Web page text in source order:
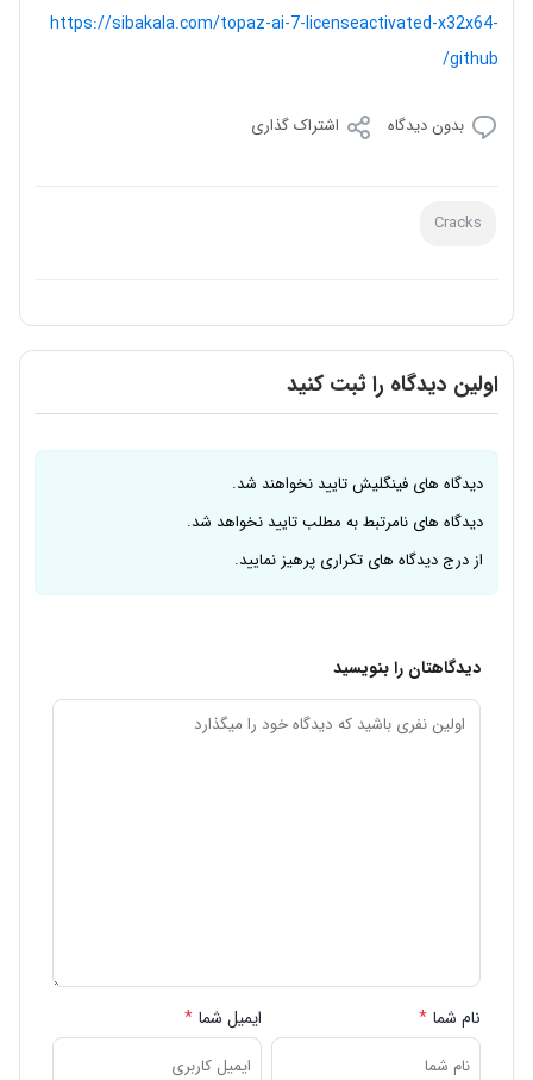
https://sibakala.com/topaz-ai-7-licenseactivated-x32x64-
github/
بدون دیدگاه اشتراک گذاری
Cracks
اولین دیدگاه را ثبت کنید
دیدگاه های فینگلیش تایید نخواهند شد.
دیدگاه های نامرتبط به مطلب تایید نخواهد شد.
از درج دیدگاه های تکراری پرهیز نمایید.
دیدگاهتان را بنویسید
نام شما * ایمیل شما *